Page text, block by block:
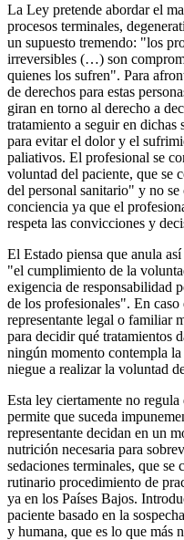
La Ley pretende abordar el
procesos terminales,
un supuesto tremendo: "los
irreversibles (…) son
quienes los sufren". Para
de derechos para estas
giran en torno al derecho a
tratamiento a seguir en
para evitar el dolor y el
paliativos. El profesional se
voluntad del paciente, que se
del personal sanitario" y no
conciencia ya que el
respeta las convicciones y
El Estado piensa que anula
"el cumplimiento de la
exigencia de responsabilidad
de los profesionales". En caso
representante legal o familiar
para decidir qué tratamientos
ningún momento contempla
niegue a realizar la voluntad
Esta ley ciertamente no
permite que suceda
representante decidan en un
nutrición necesaria para
sedaciones terminales, que
rutinario procedimiento de
ya en los Países Bajos.
paciente basado en la
y humana, que es lo que más